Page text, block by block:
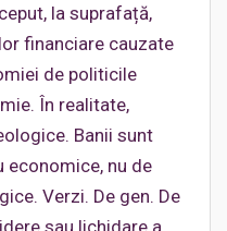
la suprafață,
financiare cauzate
de politicile
În realitate,
Banii sunt
nu de
Verzi. De gen. De
sau lichidare a